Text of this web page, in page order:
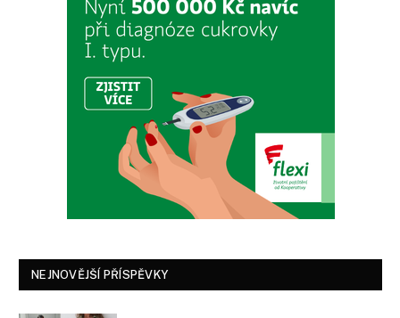
NEJNOVĚJŠÍ PŘÍSPĚVKY